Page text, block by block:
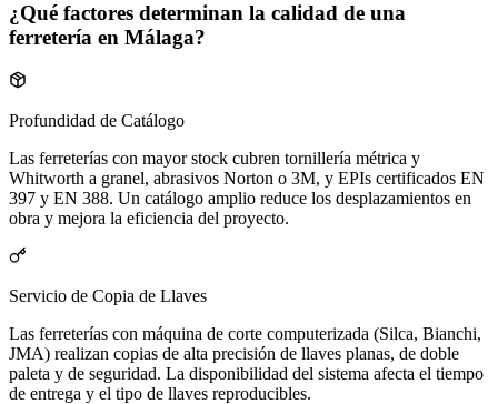
¿Qué factores determinan la calidad de una
ferretería en Málaga?
Profundidad de Catálogo
Las ferreterías con mayor stock cubren tornillería métrica y
Whitworth a granel, abrasivos Norton o 3M, y EPIs certificados EN
397 y EN 388. Un catálogo amplio reduce los desplazamientos en
obra y mejora la eficiencia del proyecto.
Servicio de Copia de Llaves
Las ferreterías con máquina de corte computerizada (Silca, Bianchi,
JMA) realizan copias de alta precisión de llaves planas, de doble
paleta y de seguridad. La disponibilidad del sistema afecta el tiempo
de entrega y el tipo de llaves reproducibles.